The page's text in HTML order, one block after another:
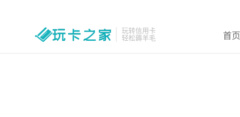
玩转信用卡
轻松薅羊毛
首页